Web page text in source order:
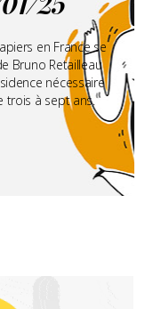
25
en France se
Bruno Retailleau
nécessaire
trois à sept ans.